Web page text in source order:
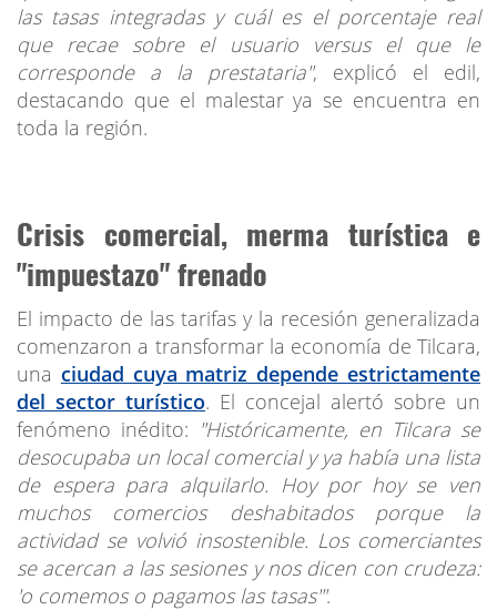
las tasas integradas y cuál es el porcentaje real
que recae sobre el usuario versus el que le
corresponde a la prestataria", explicó el edil,
destacando que el malestar ya se encuentra en
toda la región.
Crisis comercial, merma turística e
"impuestazo" frenado
El impacto de las tarifas y la recesión generalizada
comenzaron a transformar la economía de Tilcara,
una ciudad cuya matriz depende estrictamente
del sector turístico. El concejal alertó sobre un
fenómeno inédito: "Históricamente, en Tilcara se
desocupaba un local comercial y ya había una lista
de espera para alquilarlo. Hoy por hoy se ven
muchos comercios deshabitados porque la
actividad se volvió insostenible. Los comerciantes
se acercan a las sesiones y nos dicen con crudeza:
'o comemos o pagamos las tasas'".